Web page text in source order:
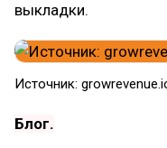
выкладки.
Источник:
Блог.